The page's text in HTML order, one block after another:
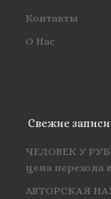
Контакты
О Нас
Свежие записи
ЧЕЛОВЕК У
цена перехода
АВТОРСКАЯ